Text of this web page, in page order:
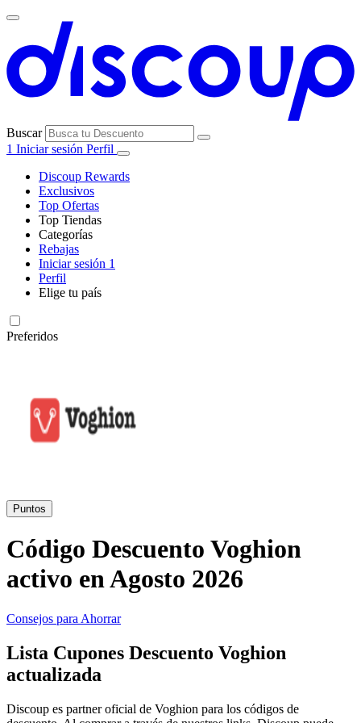
Buscar
1 Iniciar sesión Perfil
Discoup Rewards
Exclusivos
Top Ofertas
Top Tiendas
AliExpress
Amazon
Booking.com
Temu
Categorías
Electrónica e
Vacaciones y
Transporte
Perfumes
Rebajas
Iniciar sesión 1
Perfil
Elige tu país
Preferidos
Puntos
Código Descuento Voghion
activo en Agosto 2026
Consejos para Ahorrar
Lista Cupones Descuento Voghion
actualizada
Discoup es partner oficial de Voghion para los códigos de